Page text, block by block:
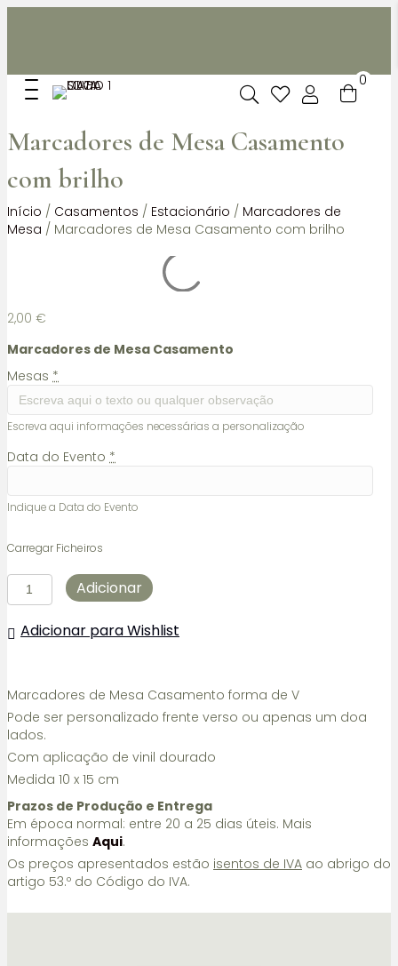
0
Marcadores de Mesa Casamento
com brilho
Início / Casamentos / Estacionário / Marcadores de
Mesa / Marcadores de Mesa Casamento com brilho
2,00 €
Marcadores de Mesa Casamento
Mesas *
Escreva aqui informações necessárias a personalização
Data do Evento *
Indique a Data do Evento
Carregar Ficheiros
Quantidade
de
de
com
Adicionar
Adicionar para Wishlist
Marcadores de Mesa Casamento forma de V
Pode ser personalizado frente verso ou apenas um doa
lados.
Com aplicação de vinil dourado
Medida 10 x 15 cm
Prazos de Produção e Entrega
Em época normal: entre 20 a 25 dias úteis. Mais
informações Aqui.
Os preços apresentados estão isentos de IVA ao abrigo do
artigo 53.º do Código do IVA.